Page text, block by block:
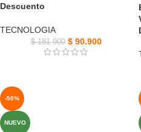
Descuento
TECNOLOGIA
$181.900 $ 90.900
-50%
NUEVO